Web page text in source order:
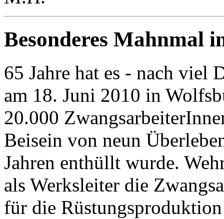
Besonderes Mahnmal
65 Jahre hat es - nach viel
am 18. Juni 2010 in
20.000
Beisein von neun
Jahren enthüllt wurde.
als Werksleiter die
für die